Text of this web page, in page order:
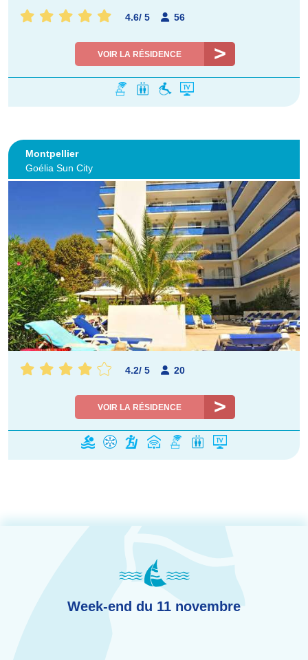
4.6/ 5 56
VOIR LA RÉSIDENCE
Montpellier
Goélia Sun City
4.2/ 5 20
VOIR LA RÉSIDENCE
Week-end du 11 novembre